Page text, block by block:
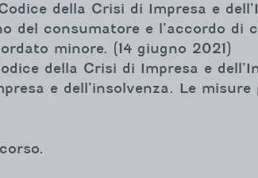
della Crisi di Impresa e
del consumatore e l’accordo di
minore. (14 giugno 2021)
della Crisi di Impresa e
e dell’insolvenza. Le